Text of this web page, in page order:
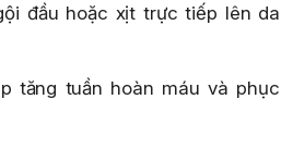
đầu hoặc xịt trực tiếp lên da
tăng tuần hoàn máu và phục